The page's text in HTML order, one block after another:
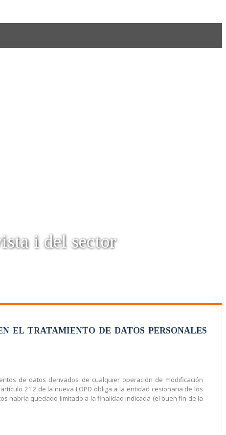
i del sector
EL TRATAMIENTO DE DATOS PERSONALES
de datos derivados de cualquier operación de modificación
21.2 de la nueva LOPD obliga a la entidad cesionaria de los
habría quedado limitado a la finalidad indicada (el buen fin de la